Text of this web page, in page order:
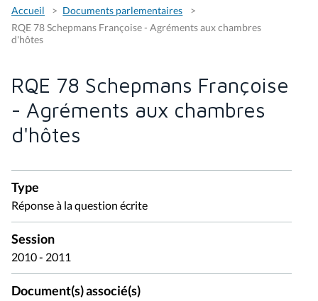
Accueil
Documents parlementaires
RQE 78 Schepmans Françoise - Agréments aux chambres
d'hôtes
RQE 78 Schepmans Françoise
- Agréments aux chambres
d'hôtes
Type
Réponse à la question écrite
Session
2010 - 2011
Document(s) associé(s)